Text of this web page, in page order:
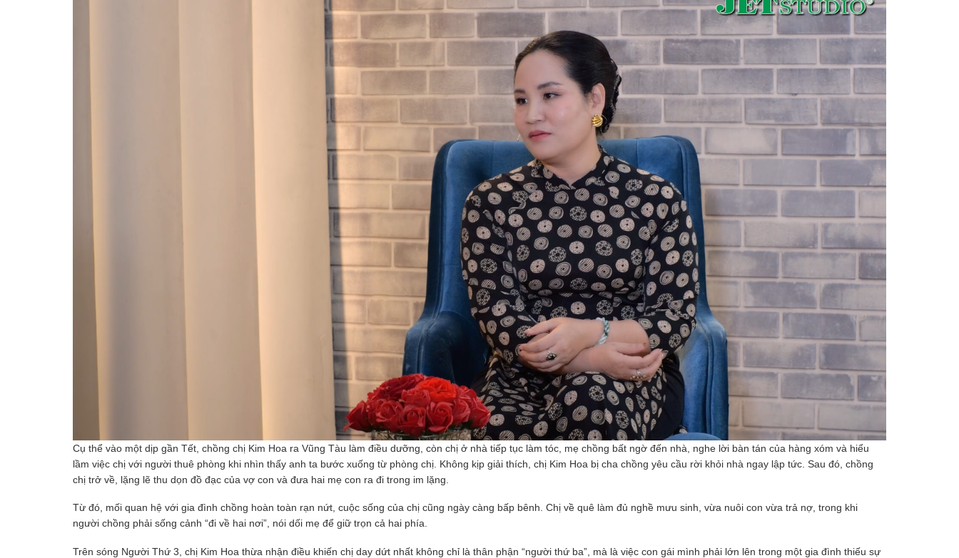
Cụ thể vào một dịp gần Tết, chồng chị Kim Hoa ra Vũng Tàu làm điều dưỡng, còn chị ở nhà tiếp tục làm tóc, mẹ chồng bất ngờ đến nhà, nghe lời bàn tán của hàng xóm và hiểu
lầm việc chị với người thuê phòng khi nhìn thấy anh ta bước xuống từ phòng chị. Không kịp giải thích, chị Kim Hoa bị cha chồng yêu cầu rời khỏi nhà ngay lập tức. Sau đó, chồng
chị trở về, lặng lẽ thu dọn đồ đạc của vợ con và đưa hai mẹ con ra đi trong im lặng.
Từ đó, mối quan hệ với gia đình chồng hoàn toàn rạn nứt, cuộc sống của chị cũng ngày càng bấp bênh. Chị về quê làm đủ nghề mưu sinh, vừa nuôi con vừa trả nợ, trong khi
người chồng phải sống cảnh “đi về hai nơi”, nói dối mẹ để giữ trọn cả hai phía.
Trên sóng Người Thứ 3, chị Kim Hoa thừa nhận điều khiến chị day dứt nhất không chỉ là thân phận “người thứ ba”, mà là việc con gái mình phải lớn lên trong một gia đình thiếu sự